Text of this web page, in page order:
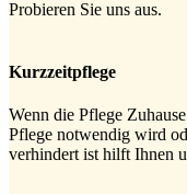
Probieren Sie uns aus.
Kurzzeitpflege
Wenn die Pflege
Pflege notwendig wird
verhindert ist hilft Ihnen